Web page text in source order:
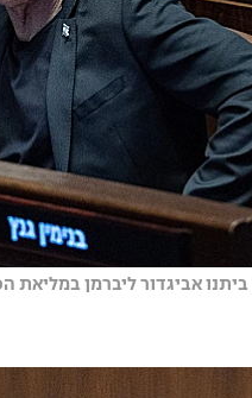
ביתנו אביגדור ליברמן